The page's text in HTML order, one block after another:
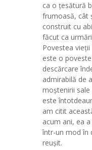
ca o țesătură
frumoasă, cât
construit cu
făcut ca
Povestea
este o
descărcare
admirabilă de
moștenirii sale
este
am citit
acum ani, ea
într-un mod în
reușit.